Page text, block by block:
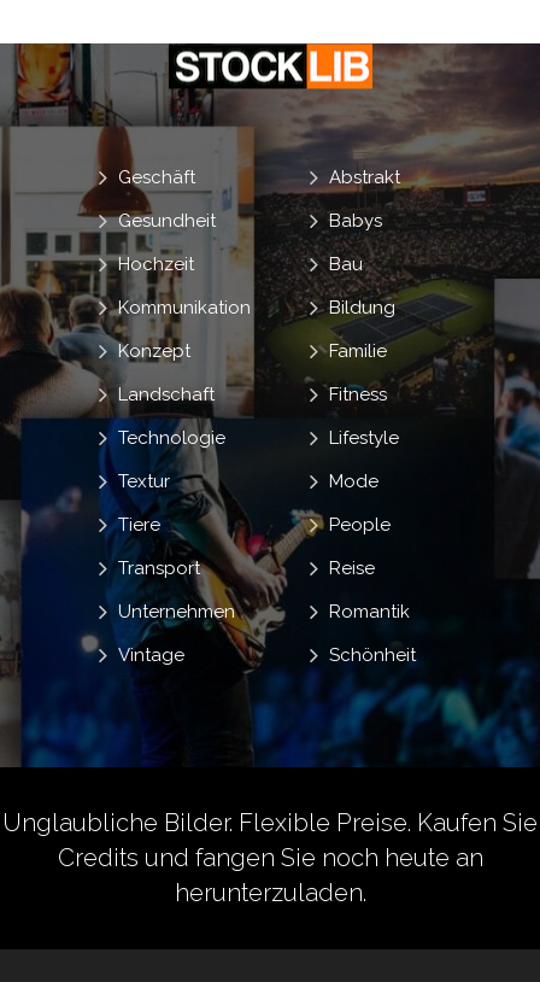
Abstrakt
Babys
Bau
Bildung
Familie
Fitness
Geschäft
Gesundheit
Hochzeit
Kommunikation
Konzept
Landschaft
Lifestyle
Mode
People
Reise
Romantik
Schönheit
Technologie
Textur
Tiere
Transport
Unternehmen
Vintage
Unglaubliche Bilder. Flexible Preise. Kaufen Sie
Credits und fangen Sie noch heute an
herunterzuladen.